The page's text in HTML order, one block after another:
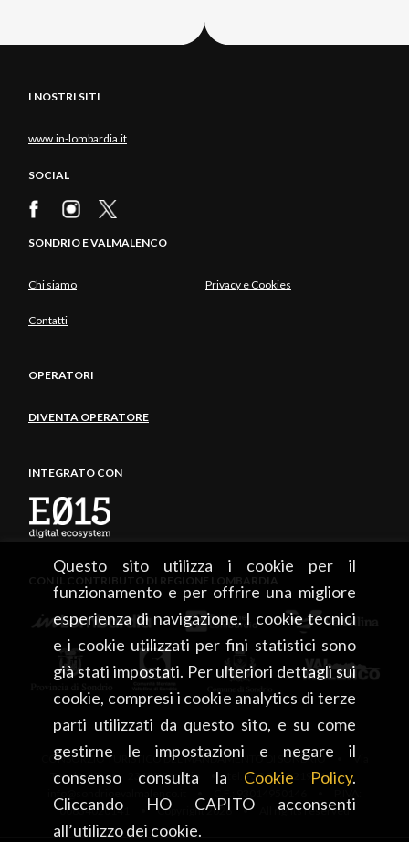
Questo sito utilizza i cookie per il
funzionamento e per offrire una migliore
esperienza di navigazione. I cookie tecnici
e i cookie utilizzati per fini statistici sono
già stati impostati. Per ulteriori dettagli sui
cookie, compresi i cookie analytics di terze
parti utilizzati da questo sito, e su come
gestirne le impostazioni e negare il
consenso consulta la Cookie Policy.
Cliccando HO CAPITO acconsenti
all’utilizzo dei cookie.
I NOSTRI SITI
www.in-lombardia.it
SOCIAL
SONDRIO E VALMALENCO
Chi siamo Privacy e Cookies
Contatti
OPERATORI
DIVENTA OPERATORE
INTEGRATO CON
CON IL CONTRIBUTO DI REGIONE LOMBARDIA
CONSORZIO TURISTICO DEL MANDAMENTO DI SONDRIO • Via
Tonale, 13 • 23100 Sondrio • tel. +39 0342 219246 •
00834020141 • Copyright 2026 • All rights reserved